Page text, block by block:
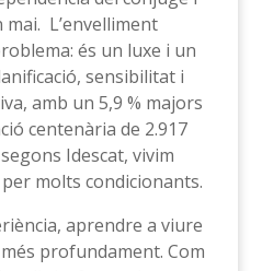
L’envelliment
és un luxe i un
sensibilitat i
amb un 5,9 % majors
centenària de 2.917
Idescat, vivim
molts condicionants.
aprendre a viure
profundament. Com